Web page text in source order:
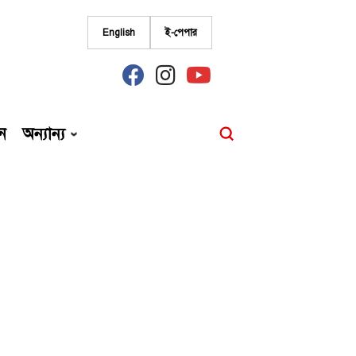
English ই-পেপার
fab
fa-
fab
fa-
fab
fa-
অন্যান্য